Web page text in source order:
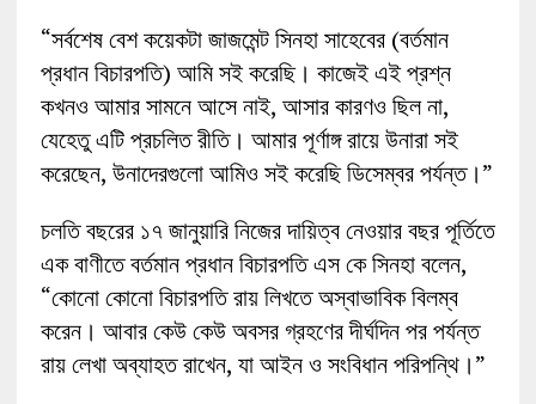
“সর্বশেষ বেশ কয়েকটা জাজমেন্ট সিনহা সাহেবের (বর্তমান
প্রধান বিচারপতি) আমি সই করেছি। কাজেই এই প্রশ্ন
কখনও আমার সামনে আসে নাই, আসার কারণও ছিল না,
যেহেতু এটি প্রচলিত রীতি। আমার পূর্ণাঙ্গ রায়ে উনারা সই
করেছেন, উনাদেরগুলো আমিও সই করেছি ডিসেম্বর পর্যন্ত।”
চলতি বছরের ১৭ জানুয়ারি নিজের দায়িত্ব নেওয়ার বছর পূর্তিতে
এক বাণীতে বর্তমান প্রধান বিচারপতি এস কে সিনহা বলেন,
“কোনো কোনো বিচারপতি রায় লিখতে অস্বাভাবিক বিলম্ব
করেন। আবার কেউ কেউ অবসর গ্রহণের দীর্ঘদিন পর পর্যন্ত
রায় লেখা অব্যাহত রাখেন, যা আইন ও সংবিধান পরিপন্থি।”